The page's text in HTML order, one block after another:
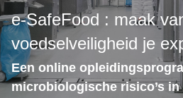
CONTACT
e-SafeFood : maak
voedselveiligheid je
Een online
microbiologische risico’s in